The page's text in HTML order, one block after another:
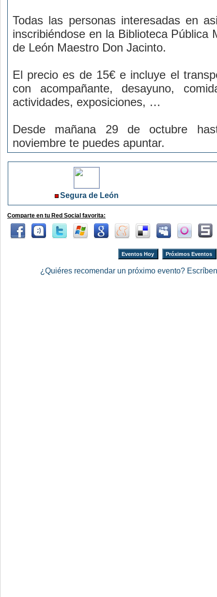
Todas las personas interesadas en
inscribiéndose en la Biblioteca Pública
de León Maestro Don Jacinto.
El precio es de 15€ e incluye el
con acompañante, desayuno,
actividades, exposiciones, …
Desde mañana 29 de octubre
noviembre te puedes apuntar.
Segura de León
Comparte en tu Red Social favorita:
Eventos Hoy Próximos Eventos
¿Quiéres recomendar un próximo evento?